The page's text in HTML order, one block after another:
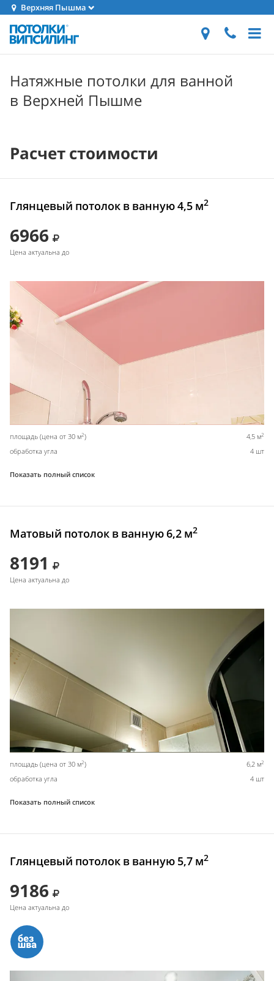
Верхняя Пышма
Натяжные потолки для ванной
в Верхней Пышме
Расчет стоимости
Глянцевый потолок в ванную 4,5 м2
6966
Цена актуальна до
площадь (цена от 30 м2) 4,5 м2
обработка угла 4 шт
Показать полный список
Матовый потолок в ванную 6,2 м2
8191
Цена актуальна до
площадь (цена от 30 м2) 6,2 м2
обработка угла 4 шт
Показать полный список
Глянцевый потолок в ванную 5,7 м2
9186
Цена актуальна до